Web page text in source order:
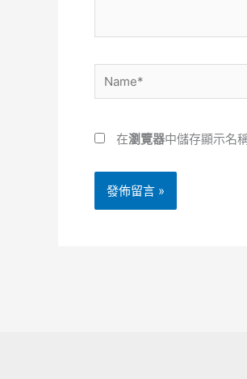
Name*
在瀏覽器中儲存顯示名